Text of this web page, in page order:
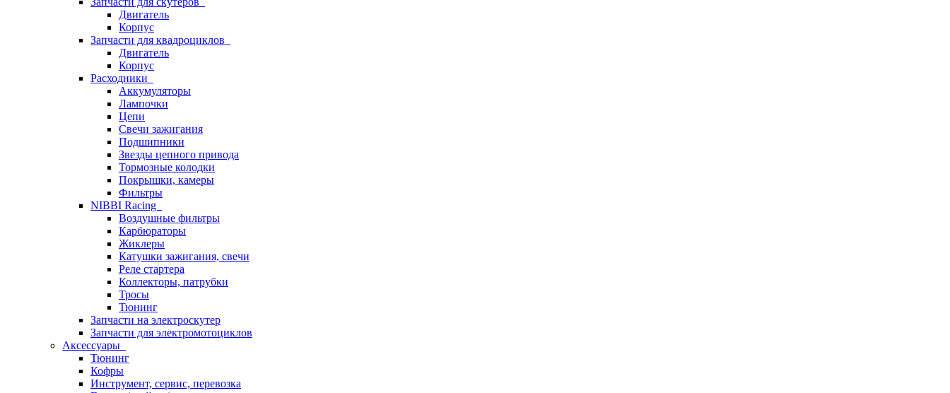
Двигатель
Корпус
Запчасти для квадроциклов
Двигатель
Корпус
Расходники
Аккумуляторы
Лампочки
Цепи
Свечи зажигания
Подшипники
Звезды цепного привода
Тормозные колодки
Покрышки, камеры
Фильтры
NIBBI Racing
Воздушные фильтры
Карбюраторы
Жиклеры
Катушки зажигания, свечи
Реле стартера
Коллекторы, патрубки
Тросы
Тюнинг
Запчасти на электроскутер
Запчасти для электромотоциклов
Аксессуары
Тюнинг
Кофры
Инструмент, сервис, перевозка